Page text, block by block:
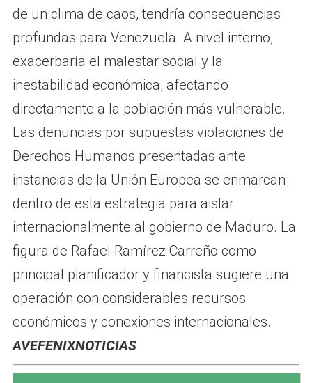
de un clima de caos, tendría consecuencias
profundas para Venezuela. A nivel interno,
exacerbaría el malestar social y la
inestabilidad económica, afectando
directamente a la población más vulnerable.
Las denuncias por supuestas violaciones de
Derechos Humanos presentadas ante
instancias de la Unión Europea se enmarcan
dentro de esta estrategia para aislar
internacionalmente al gobierno de Maduro. La
figura de Rafael Ramírez Carreño como
principal planificador y financista sugiere una
operación con considerables recursos
económicos y conexiones internacionales.
AVEFENIXNOTICIAS